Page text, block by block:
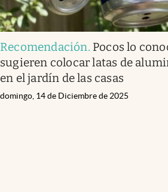
Recomendación. Pocos lo
sugieren colocar latas de
en el jardín de las casas
domingo, 14 de Diciembre de 2025